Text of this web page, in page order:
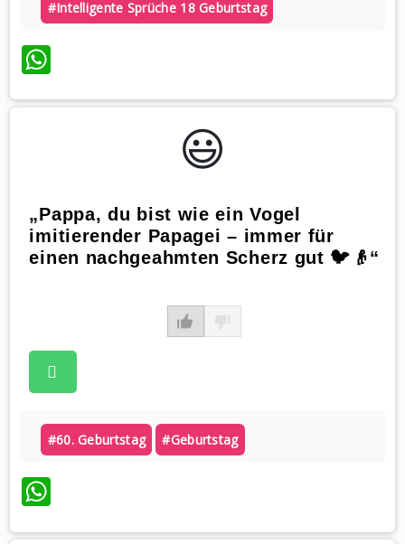
#intelligente Sprüche 18 Geburtstag
WhatsApp
😃️
„Pappa, du bist wie ein Vogel
imitierender Papagei – immer für
einen nachgeahmten Scherz gut 🐦👴“
#60. Geburtstag #geburtstag
WhatsApp